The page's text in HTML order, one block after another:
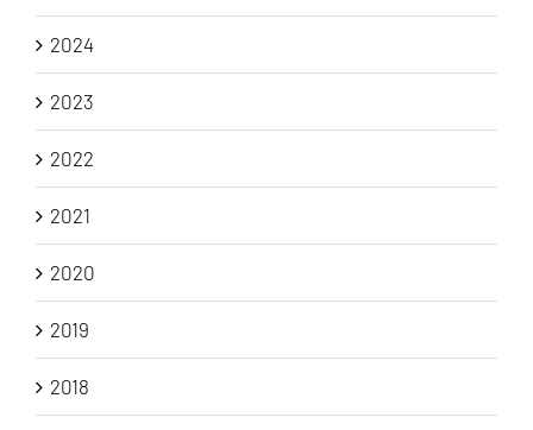
2024
2023
2022
2021
2020
2019
2018